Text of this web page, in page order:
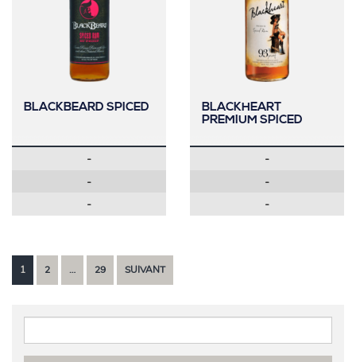
BLACKBEARD SPICED
-
-
-
BLACKHEART
PREMIUM SPICED
-
-
-
1 2 … 29 SUIVANT
Widgets